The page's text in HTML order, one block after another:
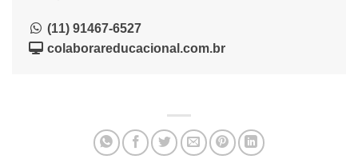
(11) 91467-6527
colaborareducacional.com.br